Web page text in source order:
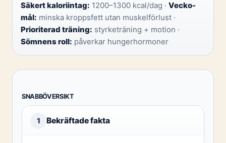
Säkert kaloriintag: 1200–1300 kcal/dag · Vecko-
mål: minska kroppsfett utan muskelförlust ·
Prioriterad träning: styrketräning + motion ·
Sömnens roll: påverkar hungerhormoner
SNABBÖVERSIKT
1 Bekräftade fakta